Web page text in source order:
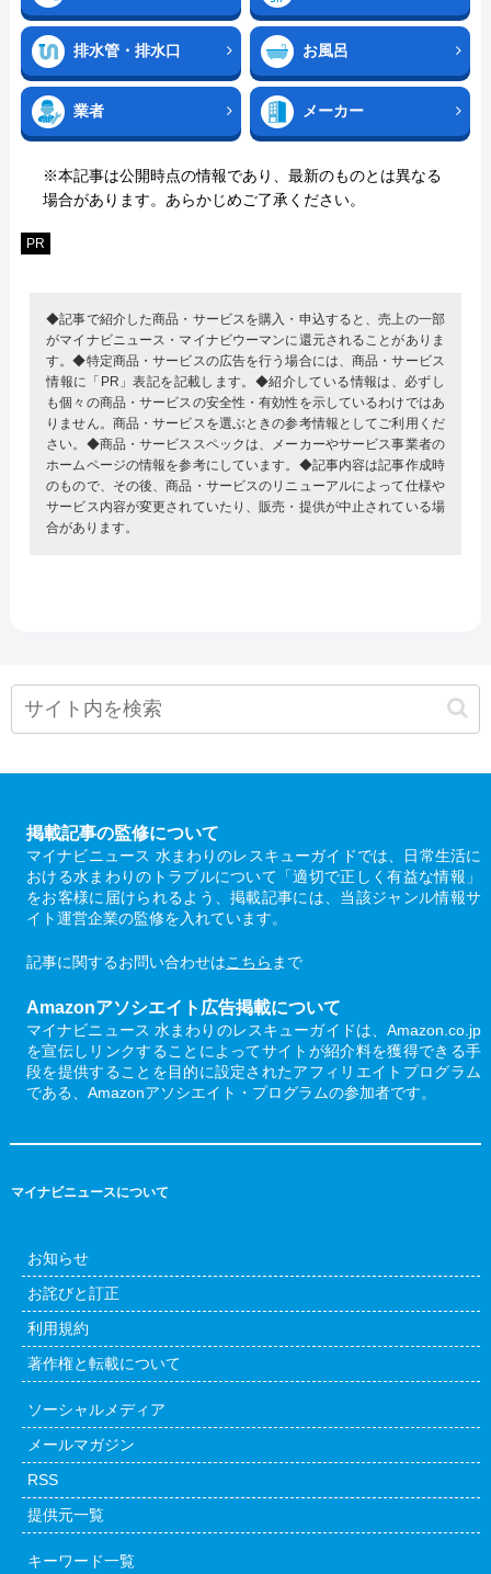
排水管・排水口 お風呂
業者 メーカー
※本記事は公開時点の情報であり、最新のものとは異なる
場合があります。あらかじめご了承ください。
PR
◆記事で紹介した商品・サービスを購入・申込すると、売上の一部
がマイナビニュース・マイナビウーマンに還元されることがありま
す。◆特定商品・サービスの広告を行う場合には、商品・サービス
情報に「PR」表記を記載します。◆紹介している情報は、必ずし
も個々の商品・サービスの安全性・有効性を示しているわけではあ
りません。商品・サービスを選ぶときの参考情報としてご利用くだ
さい。◆商品・サービススペックは、メーカーやサービス事業者の
ホームページの情報を参考にしています。◆記事内容は記事作成時
のもので、その後、商品・サービスのリニューアルによって仕様や
サービス内容が変更されていたり、販売・提供が中止されている場
合があります。
掲載記事の監修について
マイナビニュース 水まわりのレスキューガイドでは、日常生活に
おける水まわりのトラブルについて「適切で正しく有益な情報」
をお客様に届けられるよう、掲載記事には、当該ジャンル情報サ
イト運営企業の監修を入れています。
記事に関するお問い合わせはこちら まで
Amazonアソシエイト広告掲載について
マイナビニュース 水まわりのレスキューガイドは、Amazon.co.jp
を宣伝しリンクすることによってサイトが紹介料を獲得できる手
段を提供することを目的に設定されたアフィリエイトプログラム
である、Amazonアソシエイト・プログラムの参加者です。
マイナビニュースについて
お知らせ
お詫びと訂正
利用規約
著作権と転載について
ソーシャルメディア
メールマガジン
RSS
提供元一覧
キーワード一覧